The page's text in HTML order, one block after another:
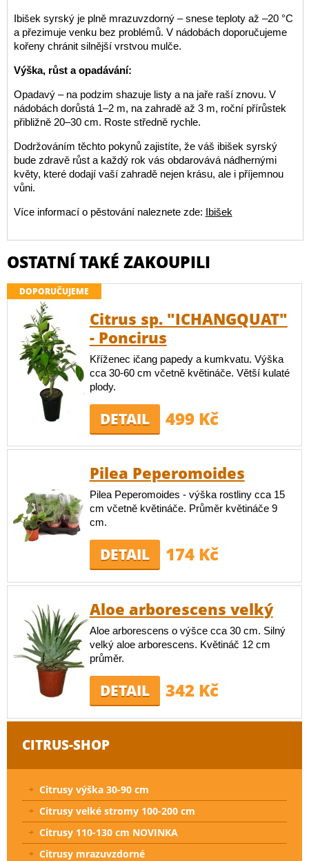
Ibišek syrský je plně mrazuvzdorný – snese teploty až –20 °C
a přezimuje venku bez problémů. V nádobách doporučujeme
kořeny chránit silnější vrstvou mulče.
Výška, růst a opadávání:
Opadavý – na podzim shazuje listy a na jaře raší znovu. V
nádobách dorůstá 1–2 m, na zahradě až 3 m, roční přírůstek
přibližně 20–30 cm. Roste středně rychle.
Dodržováním těchto pokynů zajistíte, že váš ibišek syrský
bude zdravě růst a každý rok vás obdarovává nádhernými
květy, které dodají vaší zahradě nejen krásu, ale i příjemnou
vůni.
Více informací o pěstování naleznete zde: Ibišek
OSTATNÍ TAKÉ ZAKOUPILI
DOPORUČUJEME
Citrus sp. "ICHANGQUAT"
- Poncirus
Kříženec ičang papedy a kumkvatu. Výška
cca 30-60 cm včetně květináče. Větší kulaté
plody.
DETAIL 499 Kč
Pilea Peperomoides
Pilea Peperomoides - výška rostliny cca 15
cm včetně květináče. Průměr květináče 9
cm.
DETAIL 174 Kč
Aloe arborescens velký
Aloe arborescens o výšce cca 30 cm. Silný
velký aloe arborescens. Květináč 12 cm
průměr.
DETAIL 342 Kč
CITRUS-SHOP
Citrusy výška 30-90 cm
Citrusy velké stromy 100-200 cm
Citrusy 110-130 cm NOVINKA
Citrusy mrazuvzdorné